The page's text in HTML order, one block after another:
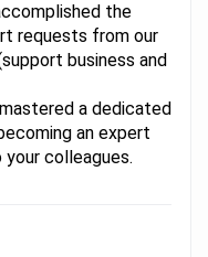
the
requests from our
business and
a dedicated
an expert
colleagues.